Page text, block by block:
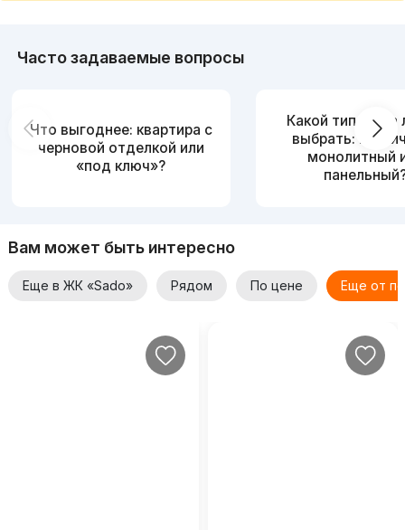
Часто задаваемые вопросы
Что выгоднее: квартира с
черновой отделкой или
«под ключ»?
Какой тип дома
выбрать:
монолитный
Вам может быть интересно
Еще в ЖК «Sado» Рядом По цене Еще от